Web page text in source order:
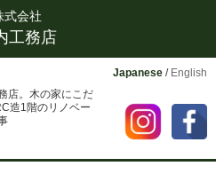
式会社
工務店
Japanese / English
店。木の家にこだ
造1階のリノベー